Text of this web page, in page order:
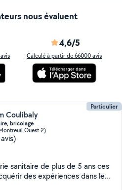
nous évaluent
4,6/5
Calculé à partir de 66000 avis
Particulier
Coulibaly
bricolage
Ouest 2)
sanitaire de plus de 5 ans ces
des expériences dans le